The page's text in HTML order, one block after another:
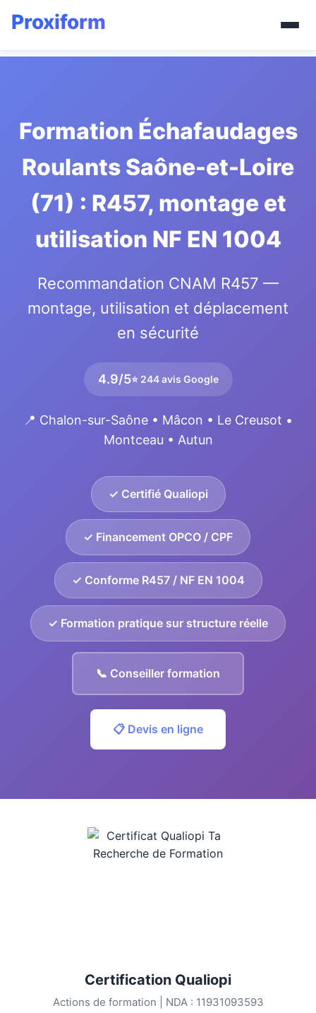
Formation Échafaudages
Roulants Saône-et-Loire
(71) : R457, montage et
utilisation NF EN 1004
Recommandation CNAM R457 —
montage, utilisation et déplacement
en sécurité
4.9/5⭐ 244 avis Google
📍 Chalon-sur-Saône • Mâcon • Le Creusot •
Montceau • Autun
✓ Certifié Qualiopi
✓ Financement OPCO / CPF
✓ Conforme R457 / NF EN 1004
✓ Formation pratique sur structure réelle
📞 Conseiller formation
📋 Devis en ligne
Certification Qualiopi
Actions de formation | NDA : 11931093593